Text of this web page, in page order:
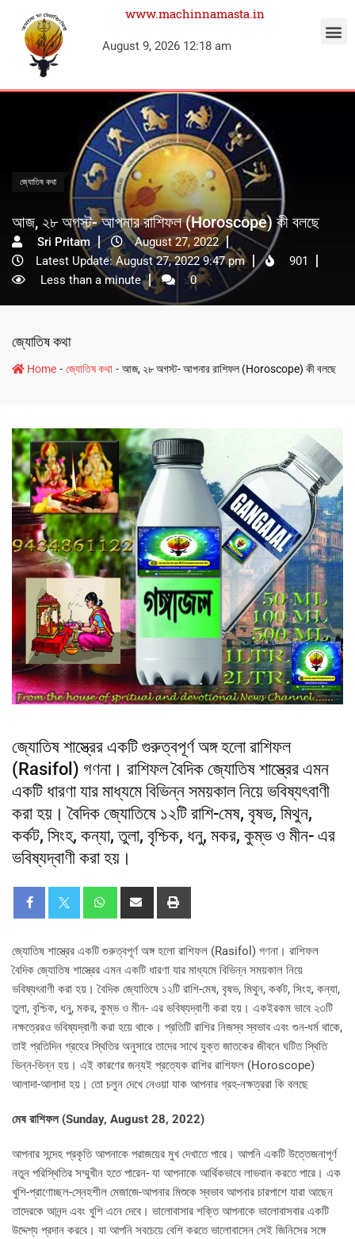
www.machinnamasta.in
August 9, 2026 12:18 am
জ্যোতিষ কথা
আজ, ২৮ অগস্ট- আপনার রাশিফল (Horoscope) কী বলছে
Sri Pritam
August 27, 2022
Latest Update: August 27, 2022 9:47 pm
901
Less than a minute
0
জ্যোতিষ কথা
Home - জ্যোতিষ কথা - আজ, ২৮ অগস্ট- আপনার রাশিফল (Horoscope) কী বলছে
জ্যোতিষ শাস্ত্রের একটি গুরুত্বপূর্ণ অঙ্গ হলো রাশিফল
(Rasifol) গণনা। রাশিফল বৈদিক জ্যোতিষ শাস্ত্রের এমন
একটি ধারণা যার মাধ্যমে বিভিন্ন সময়কাল নিয়ে ভবিষ্যৎবাণী
করা হয়। বৈদিক জ্যোতিষে ১২টি রাশি-মেষ, বৃষভ, মিথুন,
কর্কট, সিংহ, কন্যা, তুলা, বৃশ্চিক, ধনু, মকর, কুম্ভ ও মীন- এর
ভবিষ্যদ্বাণী করা হয়।
জ্যোতিষ শাস্ত্রের একটি গুরুত্বপূর্ণ অঙ্গ হলো রাশিফল (Rasifol) গণনা। রাশিফল
বৈদিক জ্যোতিষ শাস্ত্রের এমন একটি ধারণা যার মাধ্যমে বিভিন্ন সময়কাল নিয়ে
ভবিষ্যৎবাণী করা হয়। বৈদিক জ্যোতিষে ১২টি রাশি-মেষ, বৃষভ, মিথুন, কর্কট, সিংহ, কন্যা,
তুলা, বৃশ্চিক, ধনু, মকর, কুম্ভ ও মীন- এর ভবিষ্যদ্বাণী করা হয়। একইরকম ভাবে ২৩টি
নক্ষত্রেরও ভবিষ্যদ্বাণী করা হয়ে থাকে। প্রতিটি রাশির নিজস্ব স্বভাব এবং গুন-ধর্ম থাকে,
তাই প্রতিদিন গ্রহের স্থিতির অনুসারে তাদের সাথে যুক্ত জাতকের জীবনে ঘটিত স্থিতি
ভিন্ন-ভিন্ন হয়। এই কারণের জন্যই প্রত্যেক রাশির রাশিফল (Horoscope)
আলাদা-আলাদা হয়। তো চলুন দেখে নেওয়া যাক আপনার গ্রহ-নক্ষত্ররা কি বলছে
মেষ রাশিফল (Sunday, August 28, 2022)
আপনার সন্দেহ প্রকৃতি আপনাকে পরাজয়ের মুখ দেখাতে পারে। আপনি একটি উত্তেজনাপূর্ণ
নতুন পরিস্থিতির সম্মুখীন হতে পারেন- যা আপনাকে আর্থিকভাবে লাভবান করতে পারে। এক
খুশি-প্রাণোচ্ছল-স্নেহশীল মেজাজে-আপনার মিশুকে স্বভাব আপনার চারপাশে যারা আছেন
তাদেরকে আনন্দ এবং খুশি এনে দেবে। ভালোবাসার শক্তি আপনাকে ভালোবাসবার একটি
উদ্দেশ্য প্রদান করবে। যা আপনি সবচেয়ে বেশি করতে ভালোবাসেন সেই জিনিসের সঙ্গে